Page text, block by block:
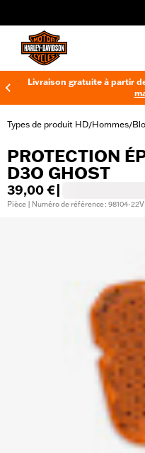
Livraison gratuite à partir
Types de produit HD/Hommes/
PROTECTION
D3O GHOST
39,00 €
Pièce | Numéro de référence : 98104-